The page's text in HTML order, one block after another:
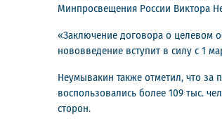
Минпросвещения России Виктора
«Заключение договора о целевом
нововведение вступит в силу с 1
Неумывакин также отметил, что за
воспользовались более 109 тыс.
сторон.